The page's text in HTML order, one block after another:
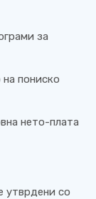
за
пониско
нето-плата
утврдени со